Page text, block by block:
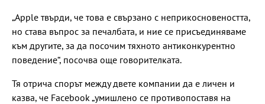
„Apple твърди, че това е свързано с неприкосновеността,
но става въпрос за печалбата, и ние се присъединяваме
към другите, за да посочим тяхното антиконкурентно
поведение“, посочва още говорителката.
Тя отрича спорът между двете компании да е личен и
казва, че Facebook „умишлено се противопоставя на